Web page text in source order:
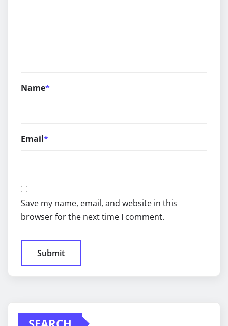
Name*
Email*
Save my name, email, and website in this
browser for the next time I comment.